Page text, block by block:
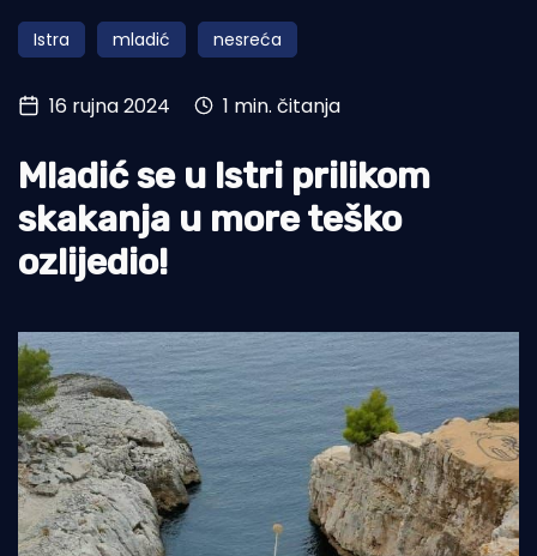
Obala
Otoci
Turizam i nautika
Pomorstvo
Ribolov
Ekologija
Istra mladić nesreća
16 rujna 2024 1 min. čitanja
Mladić se u Istri prilikom
skakanja u more teško
ozlijedio!